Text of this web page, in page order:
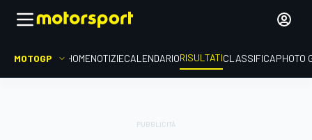
MOTOGP HOMENOTIZIECALENDARIORISULTATICLASSIFICAPHOTO